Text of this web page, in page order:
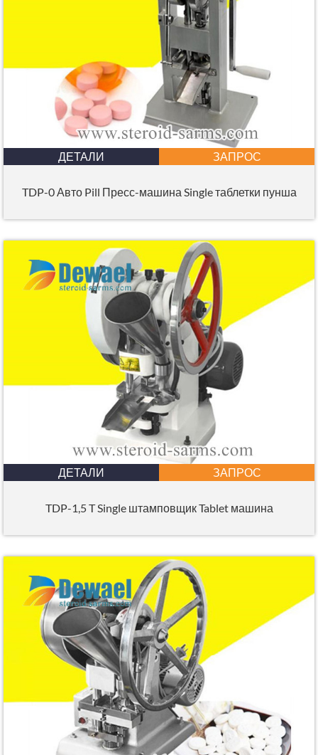
ДЕТАЛИ ЗАПРОС
TDP-0 Авто Pill Пресс-машина Single таблетки пунша
ДЕТАЛИ ЗАПРОС
TDP-1,5 T Single штамповщик Tablet машина